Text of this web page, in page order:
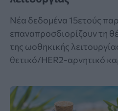
Νέα δεδομένα 15ετούς
επαναπροσδιορίζουν τη
της ωοθηκικής
θετικό/HER2-αρνητικό